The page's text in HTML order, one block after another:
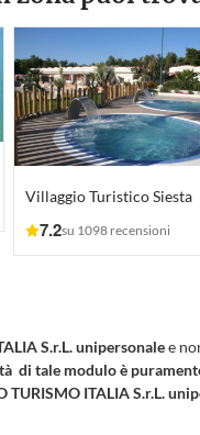
Villaggio Turistico Siesta
7.2su 1098 recensioni
S.r.L. unipersonalee
di tale modulo è
TURISMO ITALIA S.r.L.